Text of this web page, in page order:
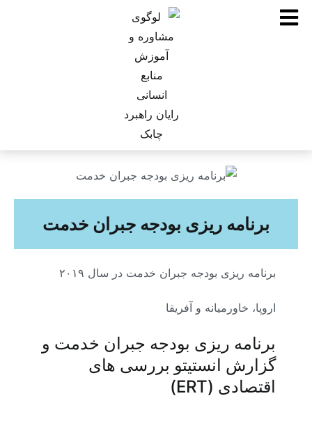
برنامه ریزی بودجه جبران خدمت
برنامه ریزی بودجه جبران خدمت در سال ۲۰۱۹
اروپا، خاورمیانه و آفریقا
برنامه ریزی بودجه جبران خدمت و
گزارش انستیتو بررسی های
اقتصادی (ERT)